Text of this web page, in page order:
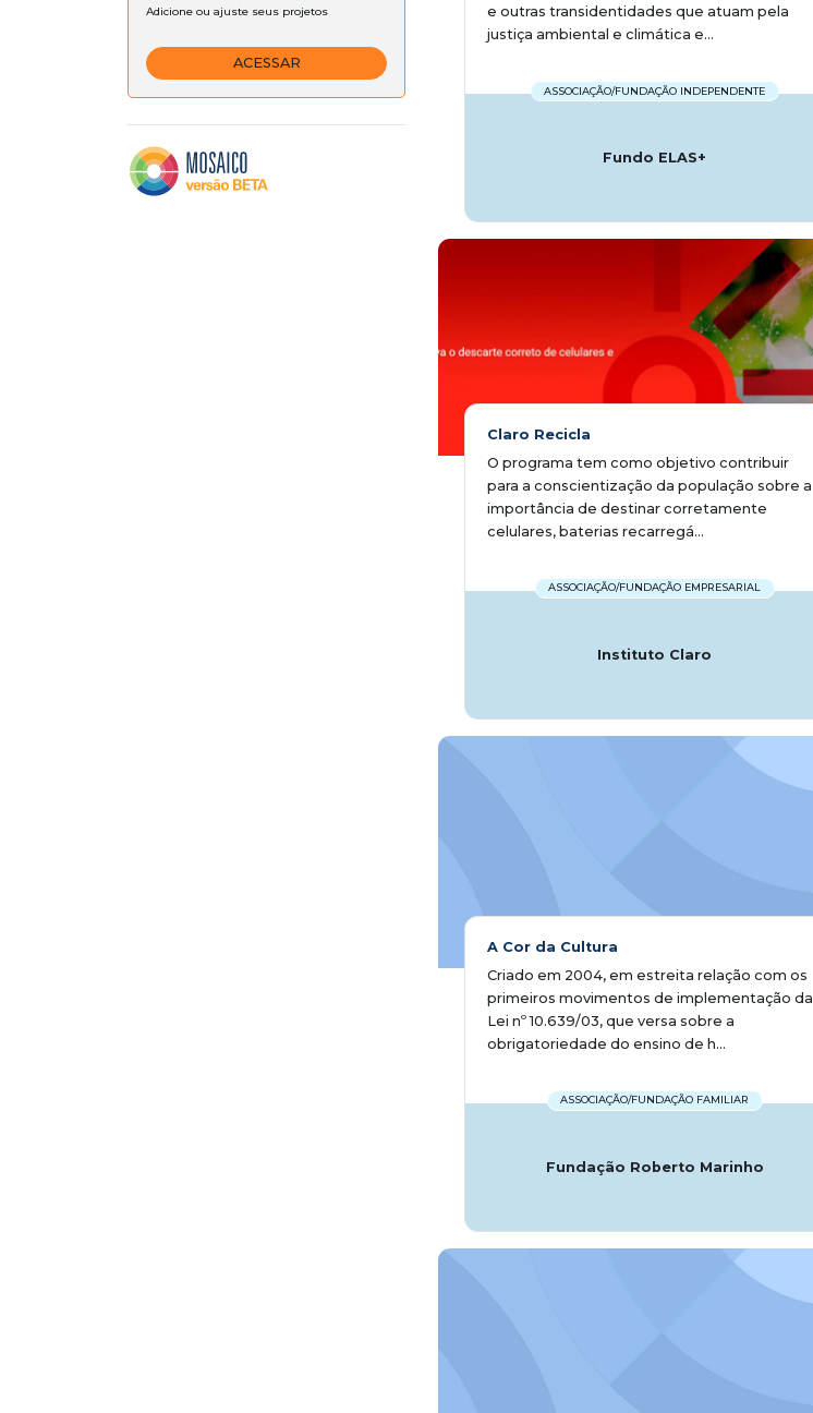
Adicione ou ajuste seus projetos
ACESSAR
e outras transidentidades que atuam pela
justiça ambiental e climática e...
ASSOCIAÇÃO/FUNDAÇÃO INDEPENDENTE
Fundo ELAS+
Claro Recicla
O programa tem como objetivo contribuir
para a conscientização da população sobre a
importância de destinar corretamente
celulares, baterias recarregá...
ASSOCIAÇÃO/FUNDAÇÃO EMPRESARIAL
Instituto Claro
A Cor da Cultura
Criado em 2004, em estreita relação com os
primeiros movimentos de implementação da
Lei nº 10.639/03, que versa sobre a
obrigatoriedade do ensino de h...
ASSOCIAÇÃO/FUNDAÇÃO FAMILIAR
Fundação Roberto Marinho